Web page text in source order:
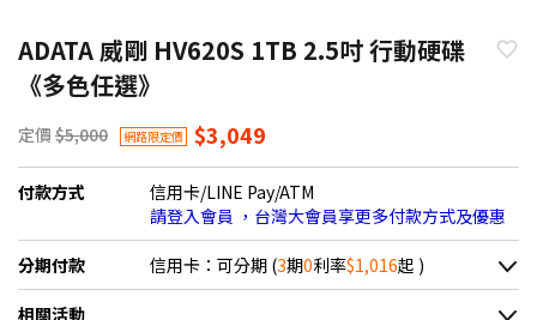
ADATA 威剛 HV620S 1TB 2.5吋 行動硬碟
《多色任選》
定價 $5,000 網路限定價 $3,049
付款方式
信用卡/LINE Pay/ATM
請登入會員 ，台灣大會員享更多付款方式及優惠
分期付款 信用卡：可分期 (3期0利率$1,016起 )
＊實際可分期數、適用利率，請以購物車顯示為主
相關活動